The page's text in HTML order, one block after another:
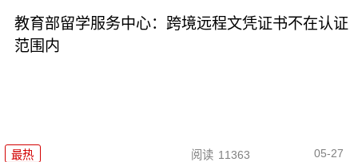
教育部留学服务中心：跨境远程文凭证书不在认证
范围内
最热 阅读 11363 05-27